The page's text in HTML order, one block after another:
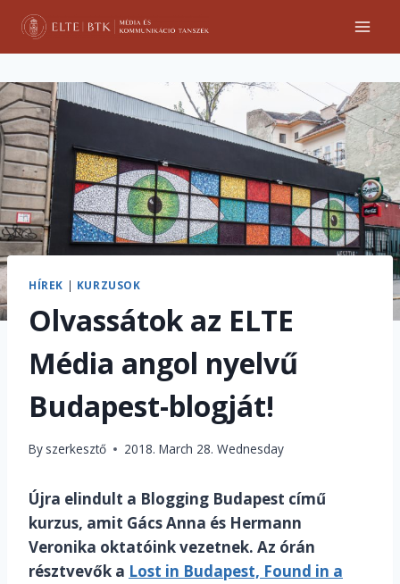
Skip
content
HÍREK | KURZUSOK
Olvassátok az ELTE
Média angol nyelvű
Budapest-blogját!
By szerkesztő 2018. March 28. Wednesday
Újra elindult a Blogging Budapest című
kurzus, amit Gács Anna és Hermann
Veronika oktatóink vezetnek. Az órán
résztvevők a Lost in Budapest, Found in a